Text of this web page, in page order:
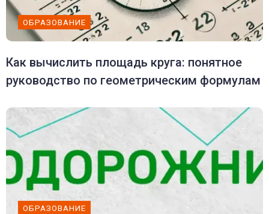
ОБРАЗОВАНИЕ
Как вычислить площадь круга: понятное
руководство по геометрическим формулам
ОБРАЗОВАНИЕ